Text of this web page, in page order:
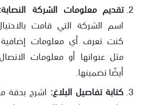
تقديم معلومات الشركة
اسم الشركة التي قامت
كنت تعرف أي معلومات
مثل عنوانها أو معلومات
أيضًا تضمينها.
كتابة تفاصيل البلاغ: اشرح